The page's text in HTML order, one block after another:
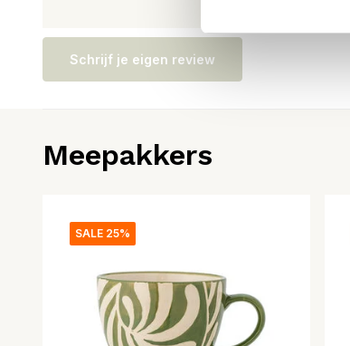
Schrijf je eigen review
Meepakkers
SALE 25%